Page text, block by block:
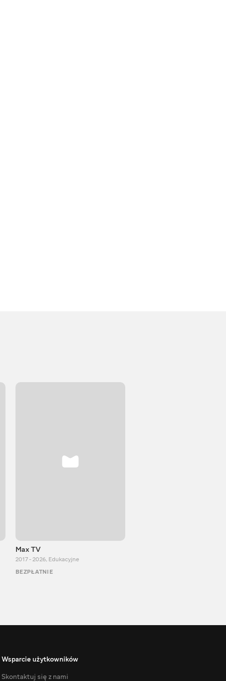
Max TV
2017 - 2026, Edukacyjne
BEZPŁATNIE
Wsparcie użytkowników
Skontaktuj się z nami